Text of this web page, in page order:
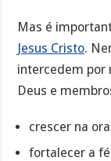
Mas é
Jesus Cristo.
intercedem por
Deus e
crescer na
fortalecer a